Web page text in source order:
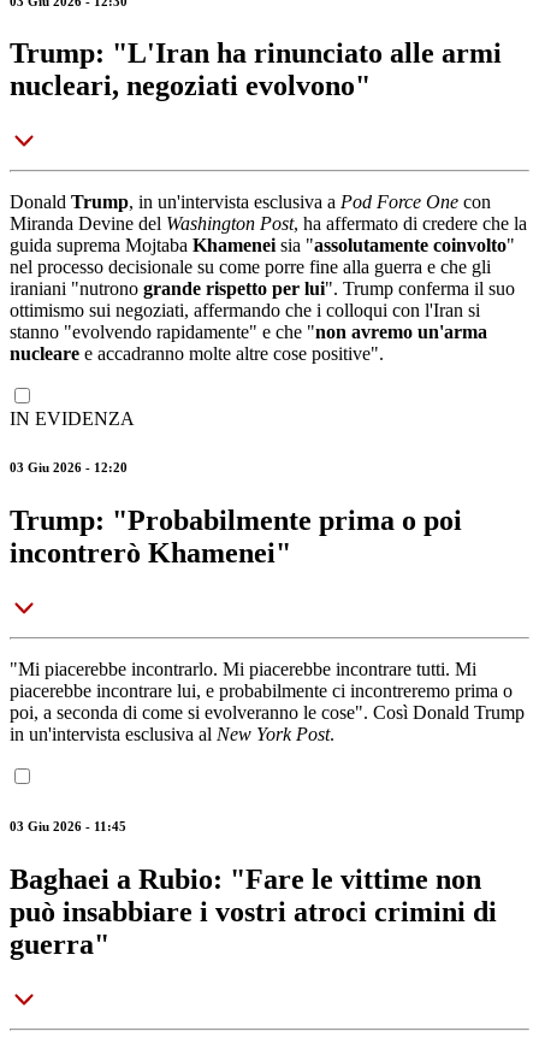
Trump: "L'Iran ha rinunciato alle armi
nucleari, negoziati evolvono"
Donald Trump, in un'intervista esclusiva a Pod Force One con
Miranda Devine del Washington Post, ha affermato di credere che la
guida suprema Mojtaba Khamenei sia "assolutamente coinvolto"
nel processo decisionale su come porre fine alla guerra e che gli
iraniani "nutrono grande rispetto per lui". Trump conferma il suo
ottimismo sui negoziati, affermando che i colloqui con l'Iran si
stanno "evolvendo rapidamente" e che "non avremo un'arma
nucleare e accadranno molte altre cose positive".
IN EVIDENZA
03 Giu 2026 - 12:20
Trump: "Probabilmente prima o poi
incontrerò Khamenei"
"Mi piacerebbe incontrarlo. Mi piacerebbe incontrare tutti. Mi
piacerebbe incontrare lui, e probabilmente ci incontreremo prima o
poi, a seconda di come si evolveranno le cose". Così Donald Trump
in un'intervista esclusiva al New York Post.
03 Giu 2026 - 11:45
Baghaei a Rubio: "Fare le vittime non
può insabbiare i vostri atroci crimini di
guerra"